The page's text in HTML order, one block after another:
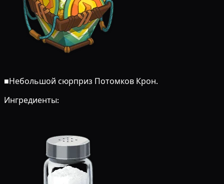
■Небольшой сюрприз Потомков Крон.
Ингредиенты: